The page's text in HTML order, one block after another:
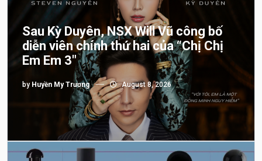
Sau Kỳ Duyên, NSX Will Vũ công bố
diễn viên chính thứ hai của “Chị Chị
Em Em 3″
by Huyền My Trương August 8, 2026